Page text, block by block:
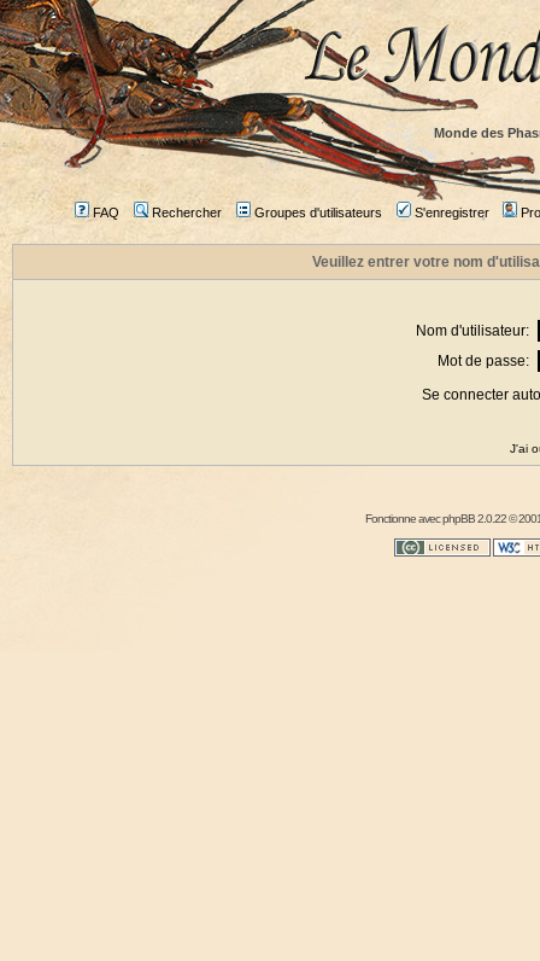
Monde des
FAQ Rechercher Groupes d'utilisateurs S'enregistrer
Veuillez entrer votre nom
Nom d'utilisateur:
Mot de passe:
Se connecter
J'ai
Fonctionne avecphpBB2.0.22 ©